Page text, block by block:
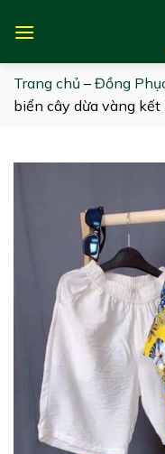
Trang chủ – Đồng
biển cây dừa vàng